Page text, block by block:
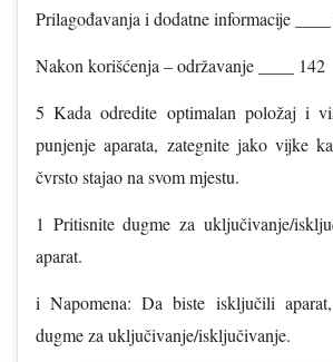
Prilagođavanja i dodatne informacije
Nakon korišćenja – održavanje ____ 142
5 Kada odredite optimalan položaj i
punjenje aparata, zategnite jako vijke
čvrsto stajao na svom mjestu.
1 Pritisnite dugme za uključivanje/
aparat.
i Napomena: Da biste isključili
dugme za uključivanje/isključivanje.